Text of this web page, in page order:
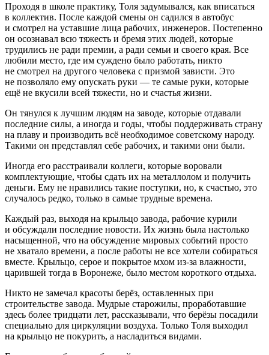
Проходя в школе практику, Толя задумывался, как вписаться
в коллектив. После каждой смены он садился в автобус
и смотрел на уставшие лица рабочих, инженеров. Постепенно
он осознавал всю тяжесть и бремя этих людей, которые
трудились не ради премии, а ради семьи и своего края. Все
любили место, где им суждено было работать, никто
не смотрел на другого человека с призмой зависти. Это
не позволяло ему опускать руки — те самые руки, которые
ещё не вкусили всей тяжести, но и счастья жизни.
Он тянулся к лучшим людям на заводе, которые отдавали
последние силы, а иногда и годы, чтобы поддерживать страну
на плаву и производить всё необходимое советскому народу.
Такими он представлял себе рабочих, и такими они были.
Иногда его расстраивали коллеги, которые воровали
комплектующие, чтобы сдать их на металлолом и получить
деньги. Ему не нравились такие поступки, но, к счастью, это
случалось редко, только в самые трудные времена.
Каждый раз, выходя на крыльцо завода, рабочие курили
и обсуждали последние новости. Их жизнь была настолько
насыщенной, что на обсуждение мировых событий просто
не хватало времени, а после работы не все хотели собираться
вместе. Крыльцо, серое и покрытое мхом из-за влажности,
царившей тогда в Воронеже, было местом короткого отдыха.
Никто не замечал красоты берёз, оставленных при
строительстве завода. Мудрые старожилы, проработавшие
здесь более тридцати лет, рассказывали, что берёзы посадили
специально для циркуляции воздуха. Только Толя выходил
на крыльцо не покурить, а насладиться видами.